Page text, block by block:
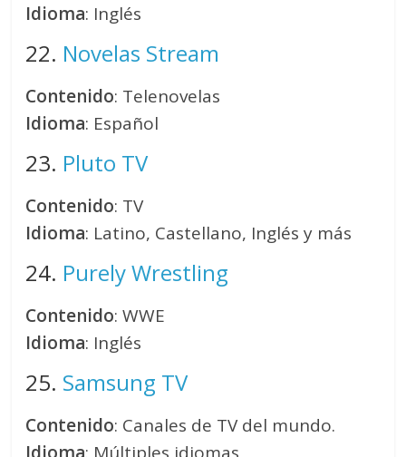
Idioma: Inglés
22. Novelas Stream
Contenido: Telenovelas
Idioma: Español
23. Pluto TV
Contenido: TV
Idioma: Latino, Castellano, Inglés y más
24. Purely Wrestling
Contenido: WWE
Idioma: Inglés
25. Samsung TV
Contenido: Canales de TV del mundo.